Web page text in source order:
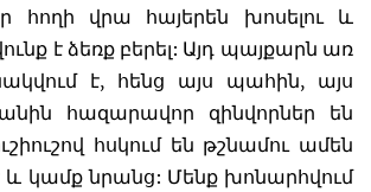
հողի վրա հայերեն խոսելու և
է ձեռք բերել: Այդ պայքարն առ
է, հենց այս պահին, այս
հազարավոր զինվորներ են
հսկում են թշնամու ամեն
և կամք նրանց: Մենք խոնարհվում